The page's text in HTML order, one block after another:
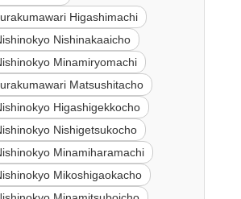
Higashimachi
Nishinakaaicho
Minamiryomachi
Matsushitacho
Higashigekkocho
Nishigetsukocho
Minamiharamachi
Mikoshigaokacho